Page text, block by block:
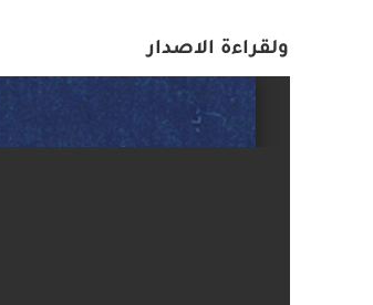
ولقراءة الاصدار